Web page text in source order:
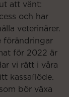
att vänt:
och har
veterinärer.
förändringar
för 2022 är
vi rätt i våra
kassaflöde.
bör växa